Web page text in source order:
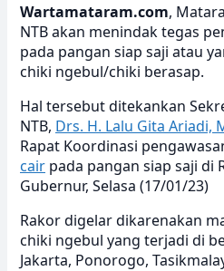
Wartamataram.com,
NTB akan menindak tegas
pada pangan siap saji atau
chiki ngebul/chiki berasap.
Hal tersebut ditekankan
NTB, Drs. H. Lalu Gita Ariadi,
Rapat Koordinasi
cair pada pangan siap saji di
Gubernur, Selasa (17/01/23)
Rakor digelar dikarenakan
chiki ngebul yang terjadi di
Jakarta, Ponorogo,